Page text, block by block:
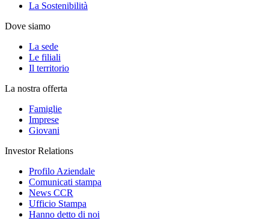
La Sostenibilità
Dove siamo
La sede
Le filiali
Il territorio
La nostra offerta
Famiglie
Imprese
Giovani
Investor Relations
Profilo Aziendale
Comunicati stampa
News CCR
Ufficio Stampa
Hanno detto di noi